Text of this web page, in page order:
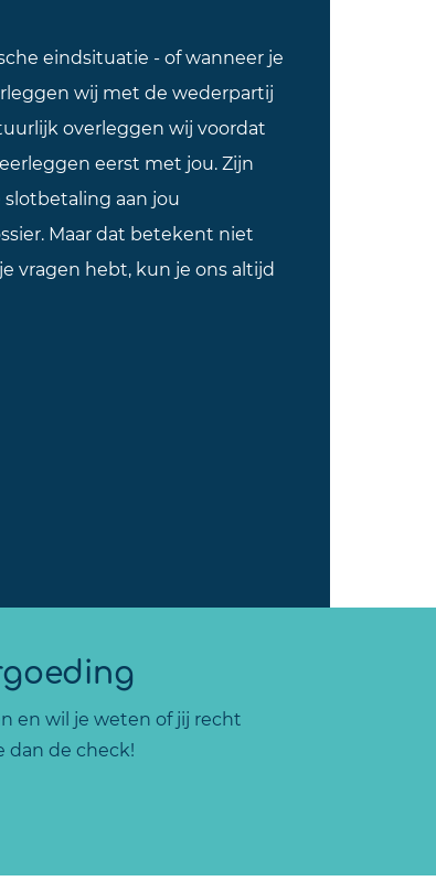
eindsituatie - of wanneer je
wij met de wederpartij
overleggen wij voordat
eerst met jou. Zijn
aan jou
Maar dat betekent niet
vragen hebt, kun je ons altijd
en wil je weten of jij recht
dan de check!